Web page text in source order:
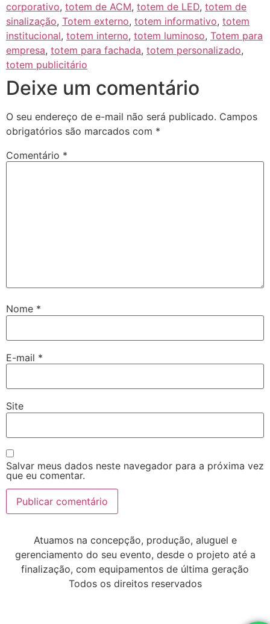
corporativo, totem de ACM, totem de LED, totem de
sinalização, Totem externo, totem informativo, totem
institucional, totem interno, totem luminoso, Totem para
empresa, totem para fachada, totem personalizado,
totem publicitário
Deixe um comentário
O seu endereço de e-mail não será publicado. Campos
obrigatórios são marcados com *
Comentário *
Nome *
E-mail *
Site
Salvar meus dados neste navegador para a próxima vez
que eu comentar.
Atuamos na concepção, produção, aluguel e
gerenciamento do seu evento, desde o projeto até a
finalização, com equipamentos de última geração
Todos os direitos reservados